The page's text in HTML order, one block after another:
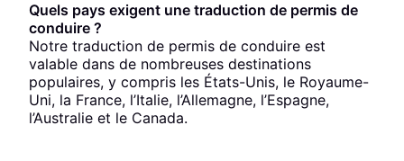
Quels pays exigent une traduction de permis de
conduire ?
Notre traduction de permis de conduire est
valable dans de nombreuses destinations
populaires, y compris les États-Unis, le Royaume-
Uni, la France, l’Italie, l’Allemagne, l’Espagne,
l’Australie et le Canada.